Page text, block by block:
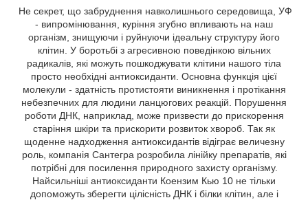
Не секрет, що забруднення навколишнього середовища, УФ
- випромінювання, куріння згубно впливають на наш
організм, знищуючи і руйнуючи ідеальну структуру його
клітин. У боротьбі з агресивною поведінкою вільних
радикалів, які можуть пошкоджувати клітини нашого тіла
просто необхідні антиоксиданти. Основна функція цієї
молекули - здатність протистояти виникнення і протікання
небезпечних для людини ланцюгових реакцій. Порушення
роботи ДНК, наприклад, може призвести до прискорення
старіння шкіри та прискорити розвиток хвороб. Так як
щоденне надходження антиоксидантів відіграє величезну
роль, компанія Сантегра розробила лінійку препаратів, які
потрібні для посилення природного захисту організму.
Найсильніші антиоксиданти Коензим Кью 10 не тільки
допоможуть зберегти цілісність ДНК і білки клітин, але і